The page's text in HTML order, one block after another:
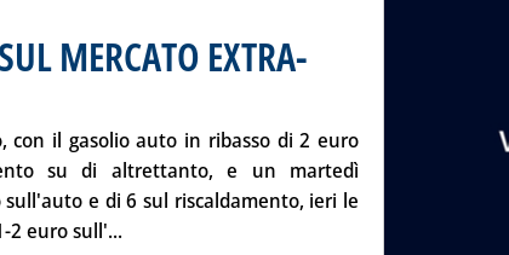
MERCATO EXTRA-
con il gasolio auto in ribasso di 2 euro
su di altrettanto, e un martedì
e di 6 sul riscaldamento, ieri le
2 euro sull'...Leggi tutta la notizia: 'ANDAMENTO DEI